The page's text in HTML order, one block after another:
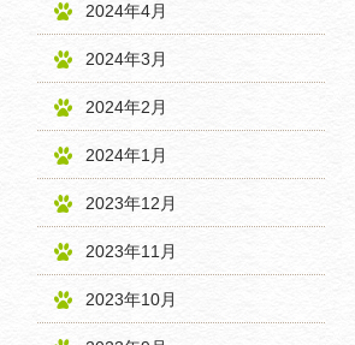
2024年4月
2024年3月
2024年2月
2024年1月
2023年12月
2023年11月
2023年10月